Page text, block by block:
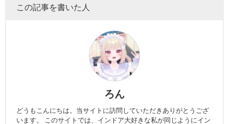
この記事を書いた人
ろん
どうもこんにちは。当サイトに訪問していただきありがとうござ
います。 このサイトでは、インドア大好きな私が同じようにイン